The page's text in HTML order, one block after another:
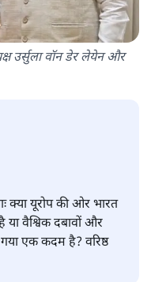
उर्सुला वॉन डेर लेयेन और
क्या यूरोप की ओर भारत
वैश्विक दबावों और
एक कदम है? वरिष्ठ